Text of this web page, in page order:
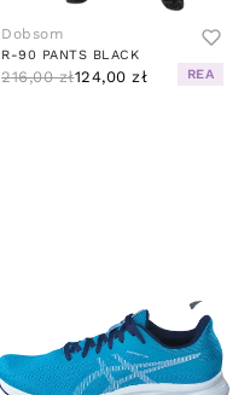
Dobsom
R-90 PANTS BLACK
216,00 zł124,00 zł REA